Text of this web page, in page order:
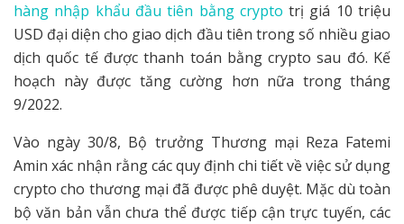
hàng nhập khẩu đầu tiên bằng crypto trị giá 10 triệu
USD đại diện cho giao dịch đầu tiên trong số nhiều giao
dịch quốc tế được thanh toán bằng crypto sau đó. Kế
hoạch này được tăng cường hơn nữa trong tháng
9/2022.
Vào ngày 30/8, Bộ trưởng Thương mại Reza Fatemi
Amin xác nhận rằng các quy định chi tiết về việc sử dụng
crypto cho thương mại đã được phê duyệt. Mặc dù toàn
bộ văn bản vẫn chưa thể được tiếp cận trực tuyến, các